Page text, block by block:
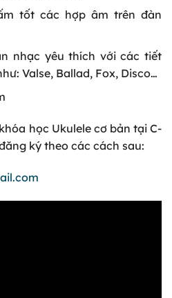
tốt các hợp âm trên đàn
nhạc yêu thích với các tiết
Valse, Ballad, Fox, Disco…
học Ukulele cơ bản tại C-
ký theo các cách sau: